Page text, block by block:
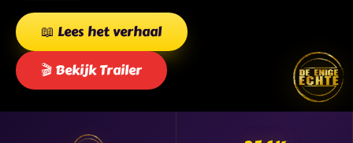
📖 Lees het verhaal
🎬 Bekijk Trailer